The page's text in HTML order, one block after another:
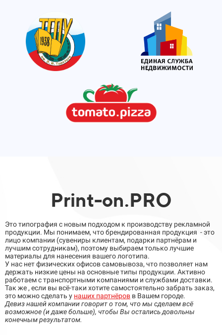
Print-on.PRO
Это типография с новым подходом к производству рекламной
продукции. Мы понимаем, что брендированная продукция - это
лицо компании (сувениры клиентам, подарки партнёрам и
лучшим сотрудникам), поэтому выбираем только лучшие
материалы для нанесения вашего логотипа.
У нас нет физических офисов самовывоза, что позволяет нам
держать низкие цены на основные типы продукции. Активно
работаем с транспортными компаниями и службами доставки.
Так же , если вы всё-таки хотите самостоятельно забрать заказ,
это можно сделать у наших партнёров в Вашем городе.
Девиз нашей компании говорит о том, что мы сделаем всё
возможное (и даже больше), чтобы Вы остались довольны
конечным результатом.